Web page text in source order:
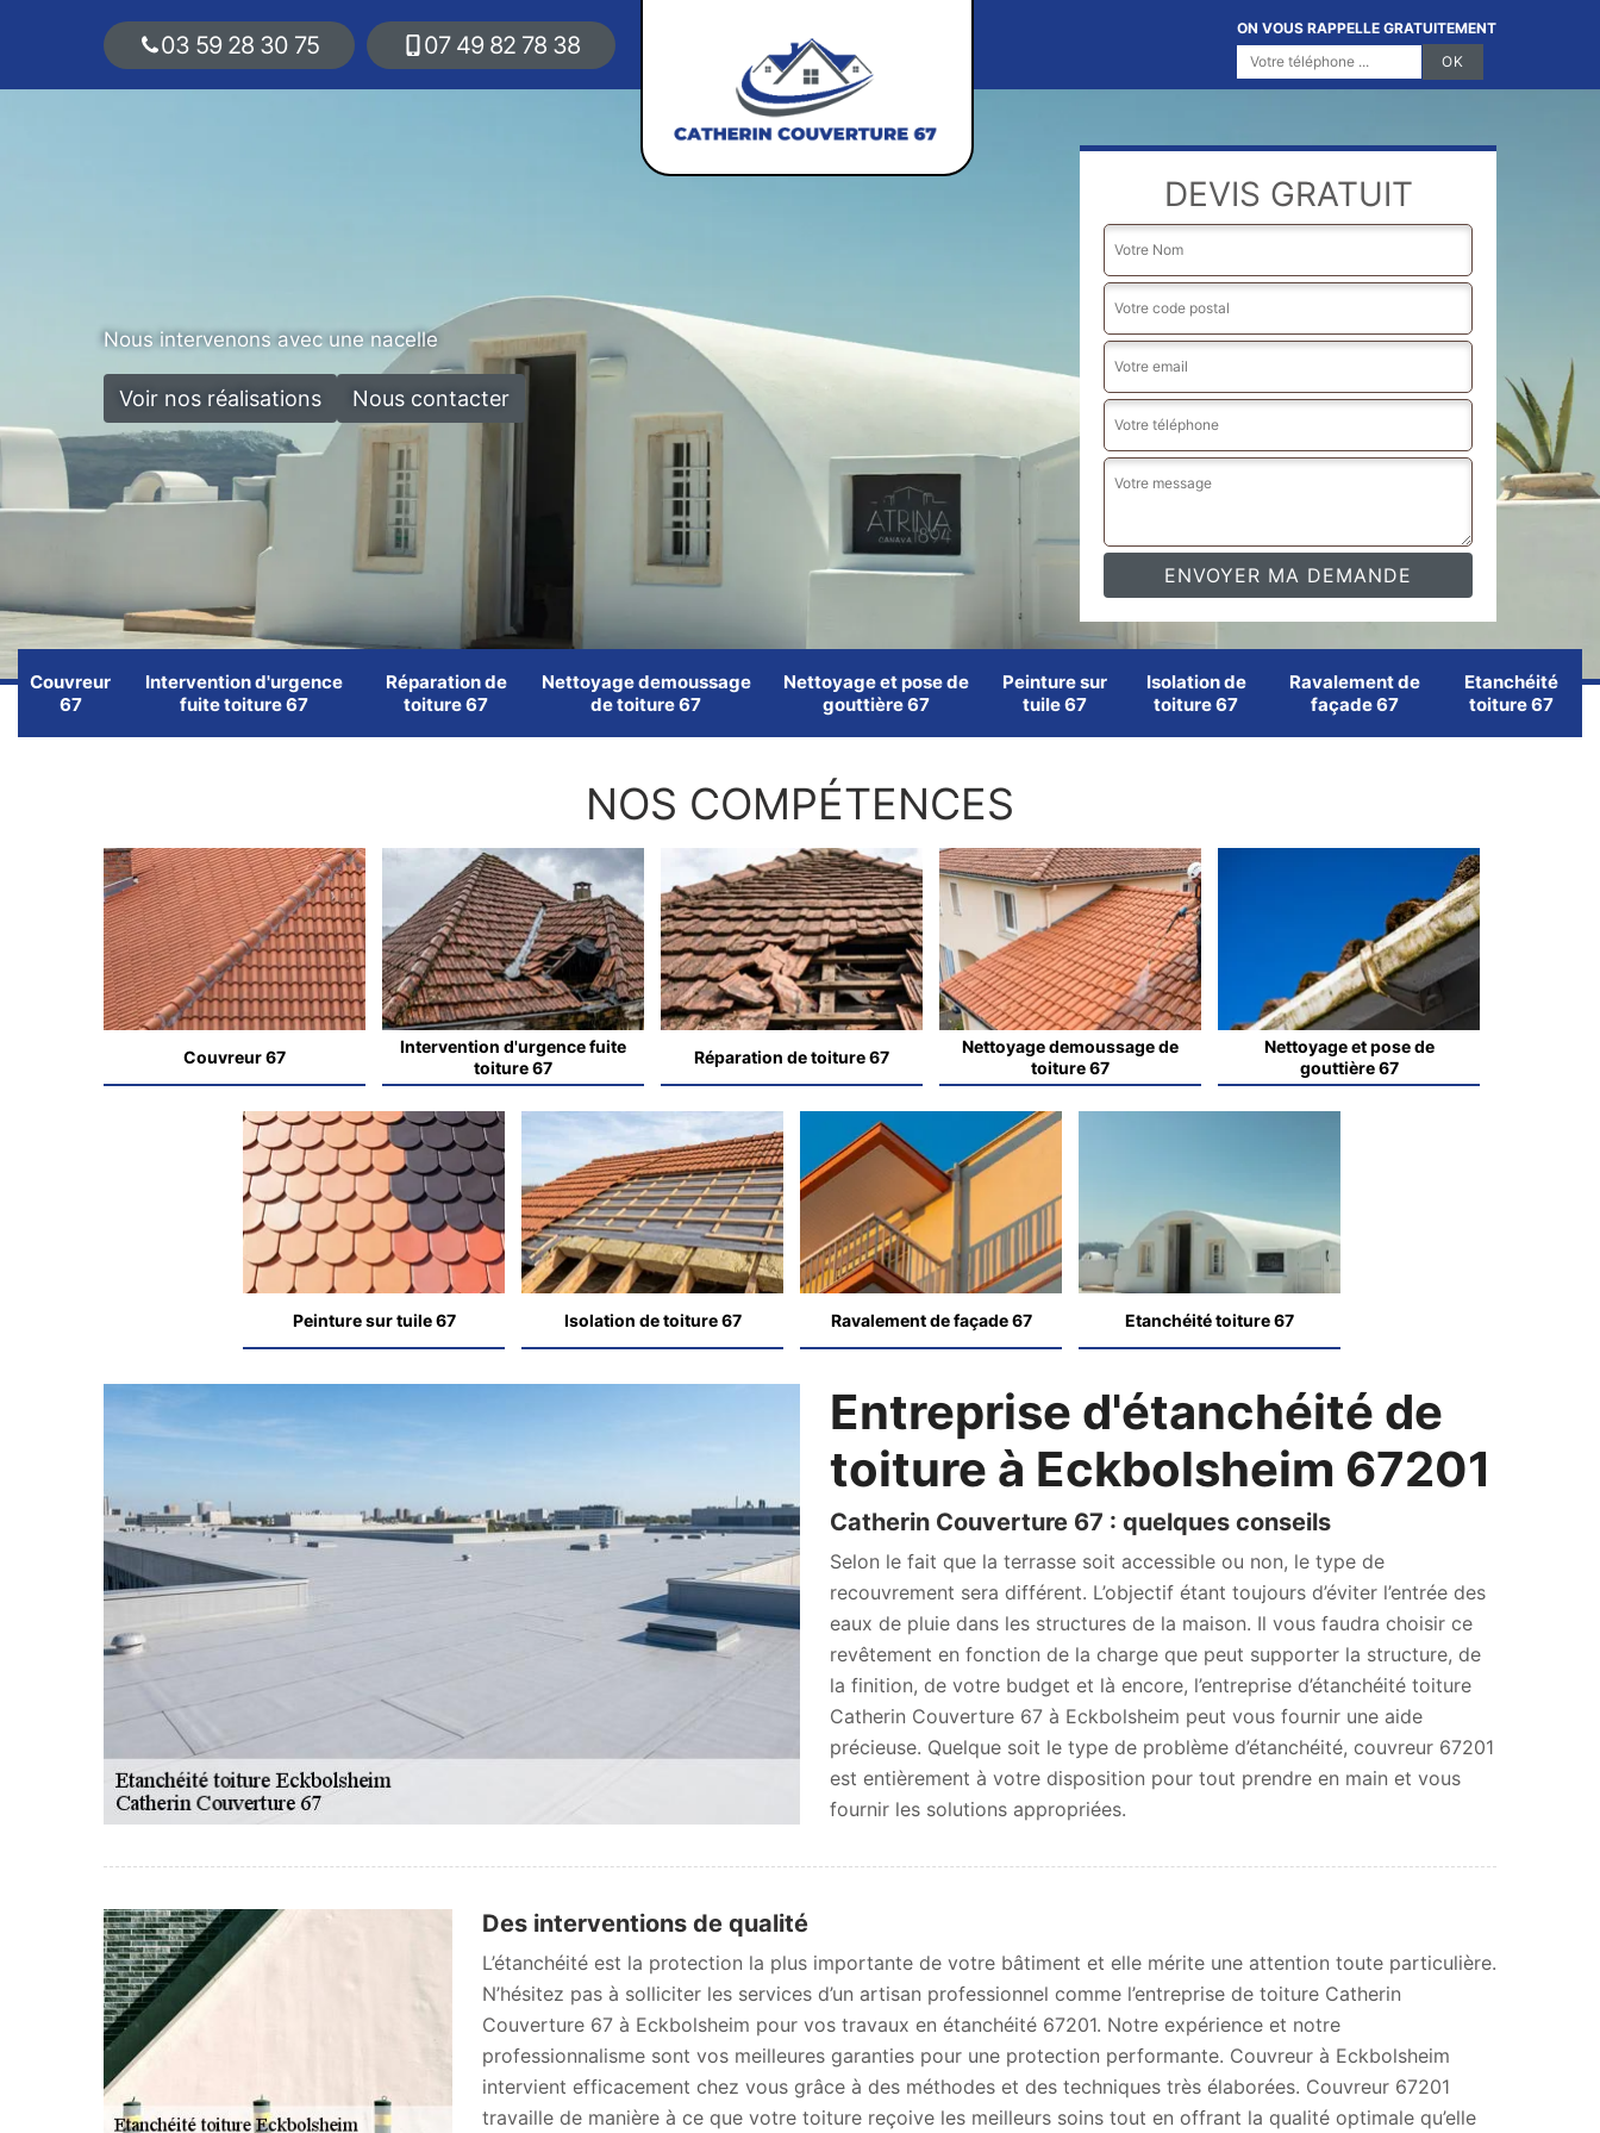
03 59 28 30 75 07 49 82 78 38
ON VOUS RAPPELLE GRATUITEMENT
Nous intervenons avec une nacelle
Voir nos réalisations Nous contacter
DEVIS GRATUIT
Couvreur
67
Intervention d'urgence
fuite toiture 67
Réparation de
toiture 67
Nettoyage demoussage
de toiture 67
Nettoyage et pose de
gouttière 67
Peinture sur
tuile 67
Isolation de
toiture 67
Ravalement de
façade 67
Etanchéité
toiture 67
NOS COMPÉTENCES
Couvreur 67
Intervention d'urgence fuite
toiture 67
Réparation de toiture 67
Nettoyage demoussage de
toiture 67
Nettoyage et pose de
gouttière 67
Peinture sur tuile 67 Isolation de toiture 67 Ravalement de façade 67 Etanchéité toiture 67
Entreprise d'étanchéité de
toiture à Eckbolsheim 67201
Catherin Couverture 67 : quelques conseils
Selon le fait que la terrasse soit accessible ou non, le type de
recouvrement sera différent. L’objectif étant toujours d’éviter l’entrée des
eaux de pluie dans les structures de la maison. Il vous faudra choisir ce
revêtement en fonction de la charge que peut supporter la structure, de
la finition, de votre budget et là encore, l’entreprise d’étanchéité toiture
Catherin Couverture 67 à Eckbolsheim peut vous fournir une aide
précieuse. Quelque soit le type de problème d’étanchéité, couvreur 67201
est entièrement à votre disposition pour tout prendre en main et vous
fournir les solutions appropriées.
Des interventions de qualité
L’étanchéité est la protection la plus importante de votre bâtiment et elle mérite une attention toute particulière.
N’hésitez pas à solliciter les services d’un artisan professionnel comme l’entreprise de toiture Catherin
Couverture 67 à Eckbolsheim pour vos travaux en étanchéité 67201. Notre expérience et notre
professionnalisme sont vos meilleures garanties pour une protection performante. Couvreur à Eckbolsheim
intervient efficacement chez vous grâce à des méthodes et des techniques très élaborées. Couvreur 67201
travaille de manière à ce que votre toiture reçoive les meilleurs soins tout en offrant la qualité optimale qu’elle